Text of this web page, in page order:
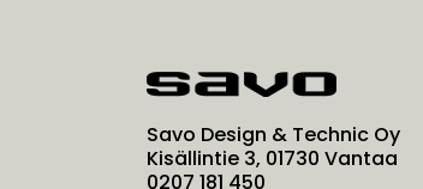
Savo Design & Technic Oy
Kisällintie 3, 01730 Vantaa
0207 181 450